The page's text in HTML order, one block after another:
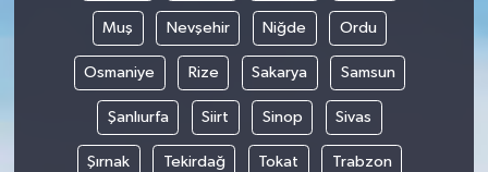
Muş Nevşehir Niğde Ordu
Osmaniye Rize Sakarya Samsun
Şanlıurfa Siirt Sinop Sivas
Şırnak Tekirdağ Tokat Trabzon